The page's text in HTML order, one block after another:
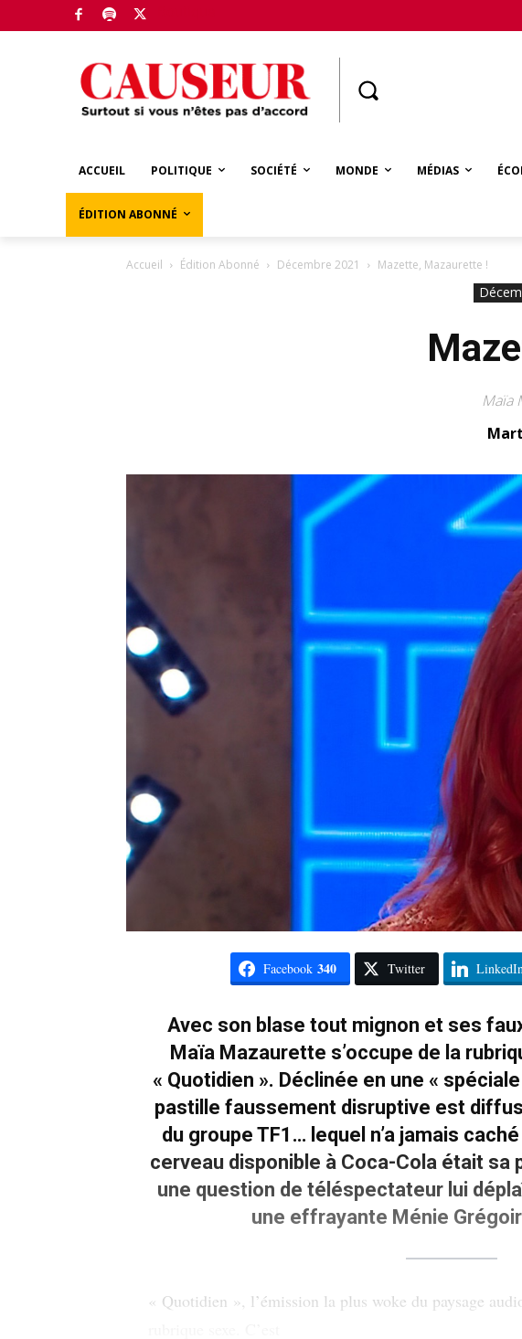
ACCUEIL POLITIQUE SOCIÉTÉ MONDE MÉDIAS
ÉDITION ABONNÉ
Accueil Édition Abonné Décembre 2021 Mazette, Mazaurette !
Maïa
Facebook 340 Twitter LinkedIn
Avec son blase tout mignon et ses
Maïa Mazaurette s’occupe de la
« Quotidien ». Déclinée en une «
pastille faussement disruptive est
du groupe TF1… lequel n’a jamais
cerveau disponible à Coca-Cola était sa
une question de téléspectateur lui
une effrayante Ménie
« Quotidien », l’émission la plus woke du paysage